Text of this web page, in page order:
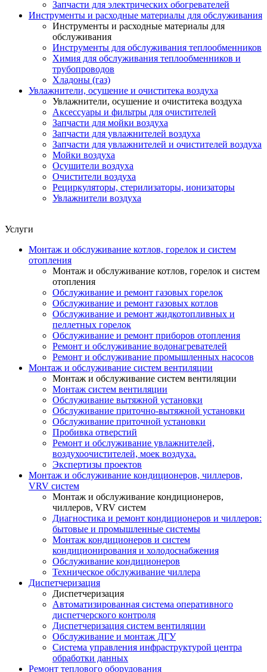
Запчасти для электрических обогревателей
Инструменты и расходные материалы для обслуживания
Инструменты и расходные материалы для
обслуживания
Инструменты для обслуживания теплообменников
Химия для обслуживания теплообменников и
трубопроводов
Хладоны (газ)
Увлажнители, осушение и очиститека воздуха
Увлажнители, осушение и очиститека воздуха
Аксессуары и фильтры для очистителей
Запчасти для мойки воздуха
Запчасти для увлажнителей воздуха
Запчасти для увлажнителей и очистителей воздуха
Мойки воздуха
Осушители воздуха
Очистители воздуха
Рециркуляторы, стерилизаторы, ионизаторы
Увлажнители воздуха
Услуги
Монтаж и обслуживание котлов, горелок и систем
отопления
Монтаж и обслуживание котлов, горелок и систем
отопления
Обслуживание и ремонт газовых горелок
Обслуживание и ремонт газовых котлов
Обслуживание и ремонт жидкотопливных и
пеллетных горелок
Обслуживание и ремонт приборов отопления
Ремонт и обслуживание водонагревателей
Ремонт и обслуживание промышленных насосов
Монтаж и обслуживание систем вентиляции
Монтаж и обслуживание систем вентиляции
Монтаж систем вентиляции
Обслуживание вытяжной установки
Обслуживание приточно-вытяжной установки
Обслуживание приточной установки
Пробивка отверстий
Ремонт и обслуживание увлажнителей,
воздухоочистителей, моек воздуха.
Экспертизы проектов
Монтаж и обслуживание кондиционеров, чиллеров,
VRV систем
Монтаж и обслуживание кондиционеров,
чиллеров, VRV систем
Диагностика и ремонт кондиционеров и чиллеров:
бытовые и промышленные системы
Монтаж кондиционеров и систем
кондиционирования и холодоснабжения
Обслуживание кондиционеров
Техническое обслуживание чиллера
Диспетчеризация
Диспетчеризация
Автоматизированная система оперативного
диспетчерского контроля
Диспетчеризация систем вентиляции
Обслуживание и монтаж ДГУ
Система управления инфраструктурой центра
обработки данных
Ремонт теплового оборудования